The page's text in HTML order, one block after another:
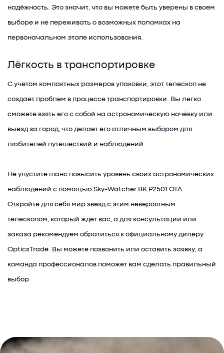
надёжность. Это значит, что вы можете быть уверены в своем
выборе и не переживать о возможных поломках на
первоначальном этапе использования.
Лёгкость в транспортировке
С учётом компактных размеров упаковки, этот телескоп не
создает проблем в процессе транспортировки. Вы легко
сможете взять его с собой на астрономическую ночёвку или
выезд за город, что делает его отличным выбором для
любителей путешествий и наблюдений.
Не упустите шанс повысить уровень своих астрономических
наблюдений с помощью Sky-Watcher BK P2501 OTA.
Откройте для себя мир звезд с этим невероятным
телескопом, который ждет вас, а для консультации или
заказа рекомендуем обратиться к официальному дилеру
OpticsTrade. Вы можете позвонить или оставить заявку, а
команда профессионалов поможет вам сделать правильный
выбор.